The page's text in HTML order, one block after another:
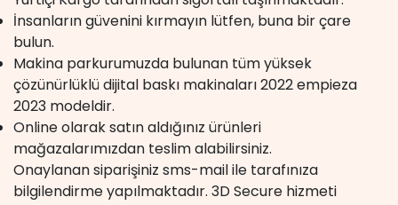
İnsanların güvenini kırmayın lütfen, buna bir çare
bulun.
Makina parkurumuzda bulunan tüm yüksek
çözünürlüklü dijital baskı makinaları 2022 empieza
2023 modeldir.
Online olarak satın aldığınız ürünleri
mağazalarımızdan teslim alabilirsiniz.
Onaylanan siparişiniz sms-mail ile tarafınıza
bilgilendirme yapılmaktadır. 3D Secure hizmeti